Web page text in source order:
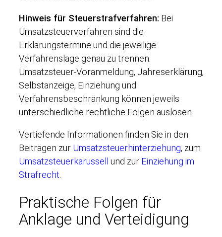
Hinweis für Steuerstrafverfahren: Bei
Umsatzsteuerverfahren sind die
Erklärungstermine und die jeweilige
Verfahrenslage genau zu trennen.
Umsatzsteuer-Voranmeldung, Jahreserklärung,
Selbstanzeige, Einziehung und
Verfahrensbeschränkung können jeweils
unterschiedliche rechtliche Folgen auslösen.
Vertiefende Informationen finden Sie in den
Beiträgen zur Umsatzsteuerhinterziehung, zum
Umsatzsteuerkarussell
und zur Einziehung im
Strafrecht.
Praktische Folgen für
Anklage und Verteidigung